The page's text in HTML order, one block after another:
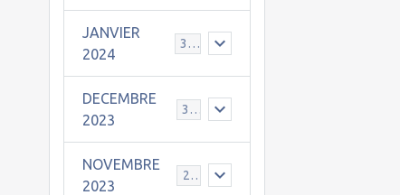
JANVIER
2024
30
DECEMBRE
2023
31
NOVEMBRE
2023
24